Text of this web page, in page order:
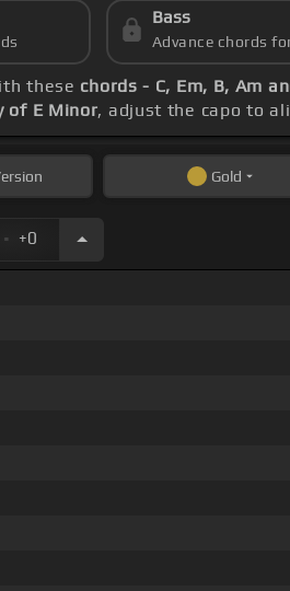
Bass
Advance chords
these chords - C, Em, B, Am
of E Minor, adjust the capo to
Gold
. +0